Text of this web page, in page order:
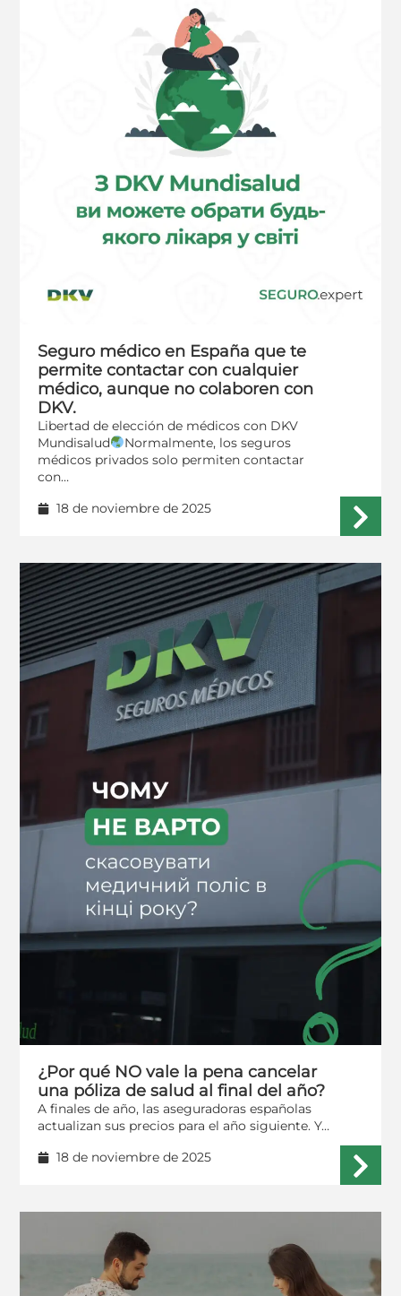
Seguro médico en España que te
permite contactar con cualquier
médico, aunque no colaboren con
DKV.
Libertad de elección de médicos con DKV
Mundisalud
Normalmente, los seguros
médicos privados solo permiten contactar
con…
18 de noviembre de 2025
¿Por qué NO vale la pena cancelar
una póliza de salud al final del año?
A finales de año, las aseguradoras españolas
actualizan sus precios para el año siguiente. Y…
18 de noviembre de 2025